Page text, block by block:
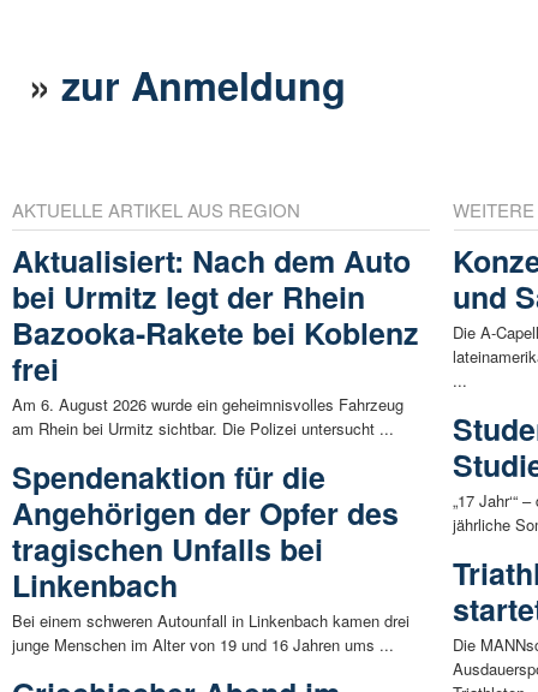
»zur Anmeldung
AKTUELLE ARTIKEL AUS REGION
Aktualisiert: Nach dem Auto
bei Urmitz legt der Rhein
Bazooka-Rakete bei Koblenz
frei
Am 6. August 2026 wurde ein geheimnisvolles Fahrzeug
am Rhein bei Urmitz sichtbar. Die Polizei untersucht ...
Spendenaktion für die
Angehörigen der Opfer des
tragischen Unfalls bei
Linkenbach
Bei einem schweren Autounfall in Linkenbach kamen drei
junge Menschen im Alter von 19 und 16 Jahren ums ...
und
Die A-
...
„17 Jahr‘“
jährliche
Die